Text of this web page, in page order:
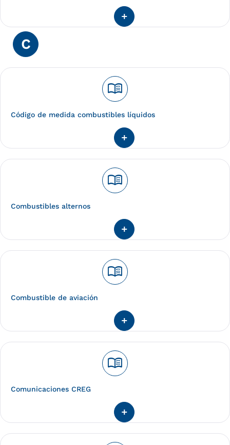
C
menu_book
Código de medida combustibles líquidos
menu_book
Combustibles alternos
menu_book
Combustible de aviación
menu_book
Comunicaciones CREG